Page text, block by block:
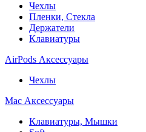
Чехлы
Пленки, Стекла
Держатели
Клавиатуры
AirPods Аксессуары
Чехлы
Mac Аксессуары
Клавиатуры, Мышки